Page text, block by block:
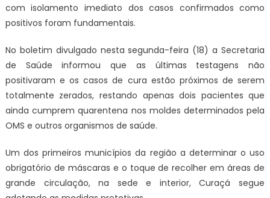
com isolamento imediato dos casos confirmados como
positivos foram fundamentais.
No boletim divulgado nesta segunda-feira (18) a Secretaria
de Saúde informou que as últimas testagens não
positivaram e os casos de cura estão próximos de serem
totalmente zerados, restando apenas dois pacientes que
ainda cumprem quarentena nos moldes determinados pela
OMS e outros organismos de saúde.
Um dos primeiros municípios da região a determinar o uso
obrigatório de máscaras e o toque de recolher em áreas de
grande circulação, na sede e interior, Curaçá segue